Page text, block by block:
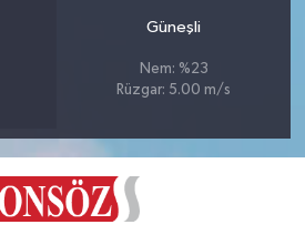
Güneşli
Nem: %23
Rüzgar: 5.00 m/s